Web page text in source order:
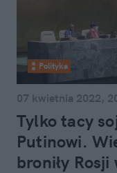
Polityka
07 kwietnia 2022,
Tylko tacy
Putinowi.
broniły Rosji